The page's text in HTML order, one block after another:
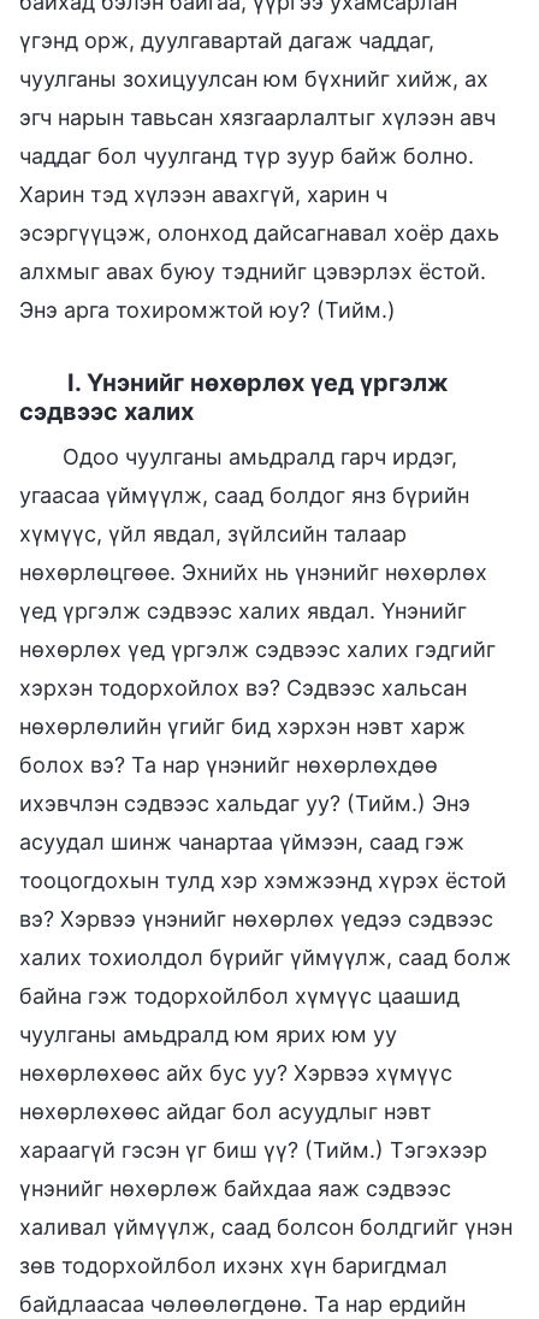
үгэнд орж, дуулгавартай дагаж чаддаг,
чуулганы зохицуулсан юм бүхнийг хийж, ах
эгч нарын тавьсан хязгаарлалтыг хүлээн авч
чаддаг бол чуулганд түр зуур байж болно.
Харин тэд хүлээн авахгүй, харин ч
эсэргүүцэж, олонход дайсагнавал хоёр дахь
алхмыг авах буюу тэднийг цэвэрлэх ёстой.
Энэ арга тохиромжтой юу? (Тийм.)
I. Үнэнийг нөхөрлөх үед үргэлж
сэдвээс халих
Одоо чуулганы амьдралд гарч ирдэг,
угаасаа үймүүлж, саад болдог янз бүрийн
хүмүүс, үйл явдал, зүйлсийн талаар
нөхөрлөцгөөе. Эхнийх нь үнэнийг нөхөрлөх
үед үргэлж сэдвээс халих явдал. Үнэнийг
нөхөрлөх үед үргэлж сэдвээс халих гэдгийг
хэрхэн тодорхойлох вэ? Сэдвээс хальсан
нөхөрлөлийн үгийг бид хэрхэн нэвт харж
болох вэ? Та нар үнэнийг нөхөрлөхдөө
ихэвчлэн сэдвээс хальдаг уу? (Тийм.) Энэ
асуудал шинж чанартаа үймээн, саад гэж
тооцогдохын тулд хэр хэмжээнд хүрэх ёстой
вэ? Хэрвээ үнэнийг нөхөрлөх үедээ сэдвээс
халих тохиолдол бүрийг үймүүлж, саад болж
байна гэж тодорхойлбол хүмүүс цаашид
чуулганы амьдралд юм ярих юм уу
нөхөрлөхөөс айх бус уу? Хэрвээ хүмүүс
нөхөрлөхөөс айдаг бол асуудлыг нэвт
хараагүй гэсэн үг биш үү? (Тийм.) Тэгэхээр
үнэнийг нөхөрлөж байхдаа яаж сэдвээс
халивал үймүүлж, саад болсон болдгийг үнэн
зөв тодорхойлбол ихэнх хүн баригдмал
байдлаасаа чөлөөлөгдөнө. Та нар ердийн